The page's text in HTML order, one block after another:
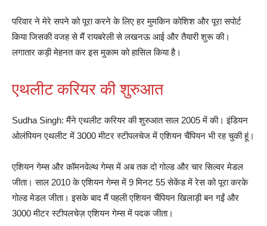
परिवार ने मेरे सपने को पूरा करने के लिए हर मुमकिन कोशिश और पूरा सपोर्ट
किया जिसकी वजह से मैं रायबरेली से लखनऊ आई और तैयारी शुरू की।
लगातार कड़ी मेहनत कर इस मुकाम को हासिल किया है।
एथलीट करियर की शुरुआत
Sudha Singh: मैंने एथलीट करियर की शुरुआत साल 2005 में की। इंडियन
ओलंपियन एथलीट में 3000 मीटर स्टीपलचेज में एशियन चैंपियन भी रह चुकी हूं।
एशियन गेम्स और कॉमनवेल्थ गेम्स में अब तक दो गोल्ड और चार सिल्वर मेडल
जीता। साल 2010 के एशियन गेम्स में 9 मिनट 55 सेकेंड में रेस को पूरा करके
गोल्ड मेडल जीता। इसके बाद मैं पहली एशियन चैंपियन खिलाड़ी बन गईं और
3000 मीटर स्टीपलचेज़ एशियन गेम्स में पदक जीता।